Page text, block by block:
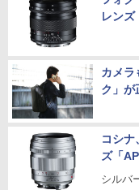
レン
カメ
ク」が
コシ
ズ「
シルバ